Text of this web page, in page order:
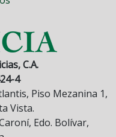
C.A.
4
Piso Mezanina 1,
Vista.
Edo. Bolívar,